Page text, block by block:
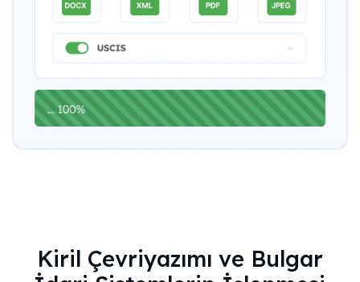
Kiril Çevriyazımı ve Bulgar